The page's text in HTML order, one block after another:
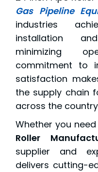
Gas Pipeline
industries
installation
minimizing
commitment to
satisfaction
the supply chain
across the
Whether you
Roller
supplier and
delivers cutting-